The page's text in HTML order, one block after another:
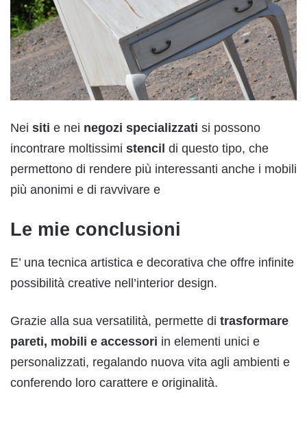
Nei siti e nei negozi specializzati si possono
incontrare moltissimi stencil di questo tipo, che
permettono di rendere più interessanti anche i mobili
più anonimi e di ravvivare e
Le mie conclusioni
E’ una tecnica artistica e decorativa che offre infinite
possibilità creative nell’interior design.
Grazie alla sua versatilità, permette di trasformare
pareti, mobili e accessori in elementi unici e
personalizzati, regalando nuova vita agli ambienti e
conferendo loro carattere e originalità.